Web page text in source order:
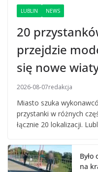
LUBLIN NEWS
20
przejdzie
się nowe
2026-08-07redakcja
Miasto szuka
przystanki w różnych
łącznie 20 lokalizacji.
Było
na